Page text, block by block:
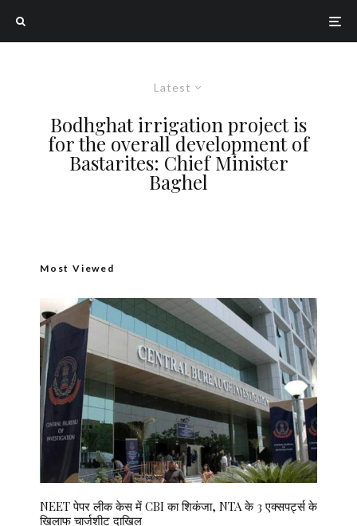
Latest
Bodhghat irrigation project is
for the overall development of
Bastarites: Chief Minister
Baghel
Most Viewed
NEET पेपर लीक केस में CBI का शिकंजा, NTA के 3 एक्सपर्ट्स के
खिलाफ चार्जशीट दाखिल